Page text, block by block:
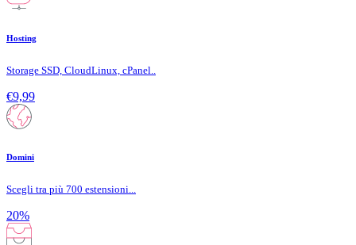
Hosting
Storage SSD, CloudLinux, cPanel..
€9,99
Domini
Scegli tra più 700 estensioni...
20%